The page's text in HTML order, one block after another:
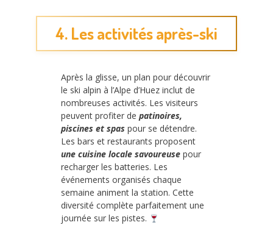
4. Les activités après-ski
Après la glisse, un plan pour découvrir
le ski alpin à l’Alpe d’Huez inclut de
nombreuses activités. Les visiteurs
peuvent profiter de patinoires,
piscines et spas pour se détendre.
Les bars et restaurants proposent
une cuisine locale savoureuse pour
recharger les batteries. Les
événements organisés chaque
semaine animent la station. Cette
diversité complète parfaitement une
journée sur les pistes.